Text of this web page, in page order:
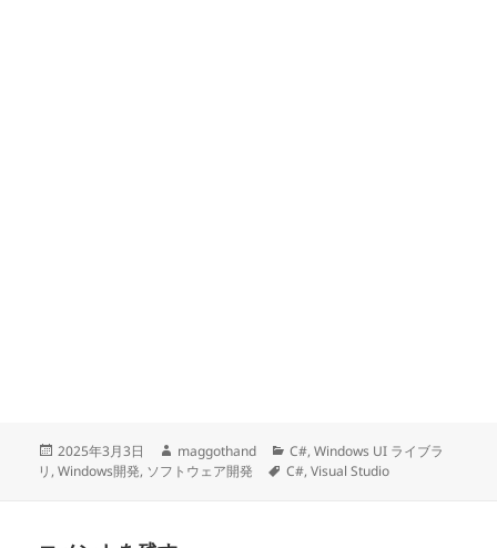
投
稿
2025年3月3日
作
成
maggothand
カ
テ
C#,Windows UI ライブラ
リ ,Windows開発, ソフトウェア開発
タ
C#,Visual Studio